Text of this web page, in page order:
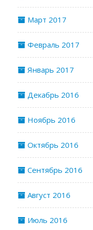
Март 2017
Февраль 2017
Январь 2017
Декабрь 2016
Ноябрь 2016
Октябрь 2016
Сентябрь 2016
Август 2016
Июль 2016